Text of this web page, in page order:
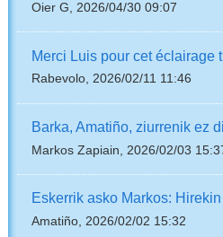
Oier G, 2026/04/30 09:07
Merci Luis pour cet éclairage
Rabevolo, 2026/02/11 11:46
Barka, Amatiño, ziurrenik ez
Markos Zapiain, 2026/02/03
Eskerrik asko Markos:
Amatiño, 2026/02/02 15:32